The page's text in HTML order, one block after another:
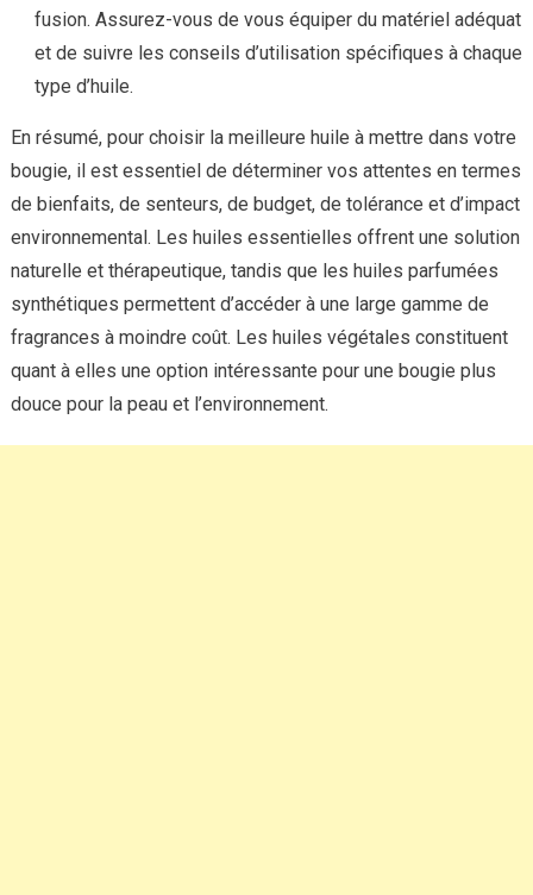
fusion. Assurez-vous de vous équiper du matériel adéquat
et de suivre les conseils d’utilisation spécifiques à chaque
type d’huile.
En résumé, pour choisir la meilleure huile à mettre dans votre
bougie, il est essentiel de déterminer vos attentes en termes
de bienfaits, de senteurs, de budget, de tolérance et d’impact
environnemental. Les huiles essentielles offrent une solution
naturelle et thérapeutique, tandis que les huiles parfumées
synthétiques permettent d’accéder à une large gamme de
fragrances à moindre coût. Les huiles végétales constituent
quant à elles une option intéressante pour une bougie plus
douce pour la peau et l’environnement.